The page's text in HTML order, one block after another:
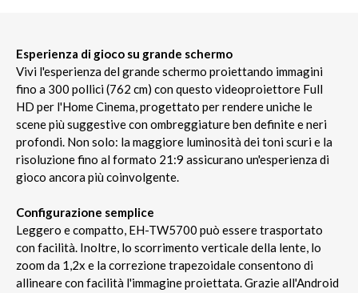
Esperienza di gioco su grande schermo
Vivi l'esperienza del grande schermo proiettando immagini
fino a 300 pollici (762 cm) con questo videoproiettore Full
HD per l'Home Cinema, progettato per rendere uniche le
scene più suggestive con ombreggiature ben definite e neri
profondi. Non solo: la maggiore luminosità dei toni scuri e la
risoluzione fino al formato 21:9 assicurano un'esperienza di
gioco ancora più coinvolgente.
Configurazione semplice
Leggero e compatto, EH-TW5700 può essere trasportato
con facilità. Inoltre, lo scorrimento verticale della lente, lo
zoom da 1,2x e la correzione trapezoidale consentono di
allineare con facilità l'immagine proiettata. Grazie all'Android